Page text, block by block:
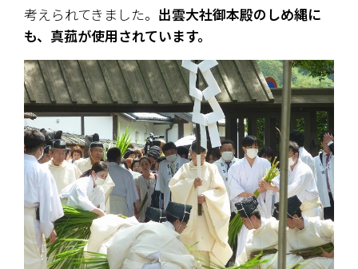
考えられてきました。 出雲大社御本殿のしめ縄に
も、真菰が使用されています。